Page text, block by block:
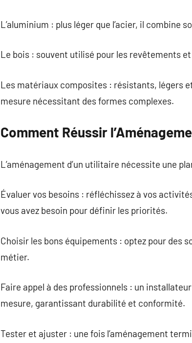
L’aluminium : plus léger que l’acier, il combine
Le bois : souvent utilisé pour les revêtements
Les matériaux composites : résistants, légers
mesure nécessitant des formes complexes.
Comment Réussir
L’aménagement d’un utilitaire nécessite une
Évaluer vos besoins : réfléchissez à vos
vous avez besoin pour définir les priorités.
Choisir les bons équipements : optez pour des
métier.
Faire appel à des professionnels : un
mesure, garantissant durabilité et conformité.
Tester et ajuster : une fois l’aménagement